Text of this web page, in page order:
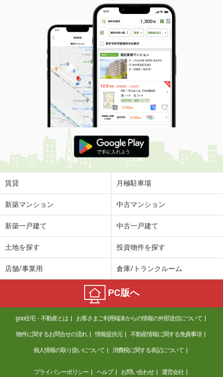
賃貸 月極駐車場
新築マンション 中古マンション
新築一戸建て 中古一戸建て
土地を探す 投資物件を探す
店舗/事業用 倉庫/トランクルーム
PC版へ
goo住宅・不動産とは お客さまご利用端末からの情報の外部送信について
物件に関するお問合せの流れ 情報提供元 不動産情報に関する免責事項
個人情報の取り扱いについて 消費税に関する表記について
プライバシーポリシー ヘルプ お問い合わせ 運営会社